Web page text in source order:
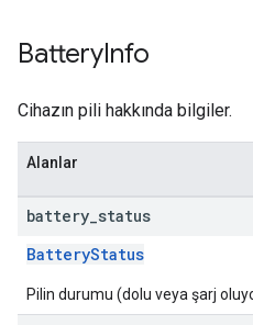
BatteryInfo
Cihazın pili hakkında bilgiler.
Alanlar
battery status
BatteryStatus
Pilin durumu (dolu veya şarj